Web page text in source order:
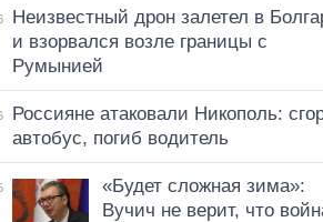
Неизвестный дрон залетел в
и взорвался возле границы с
Румынией
Россияне атаковали Никополь:
автобус, погиб водитель
«Будет сложная зима»:
Вучич не верит, что